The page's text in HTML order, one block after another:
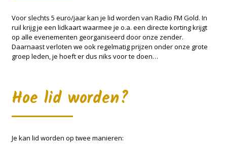
Voor slechts 5 euro/jaar kan je lid worden van Radio FM Gold. In
ruil krijg je een lidkaart waarmee je o.a. een directe korting krijgt
op alle evenementen georganiseerd door onze zender.
Daarnaast verloten we ook regelmatig prijzen onder onze grote
groep leden, je hoeft er dus niks voor te doen…
Hoe lid worden?
Je kan lid worden op twee manieren: